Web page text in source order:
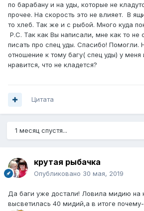
по барабану и на уды, которые не
прочее. На скорость это не влияет. В
то хлеб. Так же и с рыбой. Много куда
Р.С. Так как Вы написали, мне как то не
писать про спец уды. Спасибо! Помогли.
отношение к тому багу( спец уды) у меня
нравится, что не кладется?
Цитата
1 месяц спустя...
крутая рыбачка
Опубликовано 30 мая, 2019
Да баги уже достали! Ловила мидию на
высветилась 40 мидий,а в итоге почему-